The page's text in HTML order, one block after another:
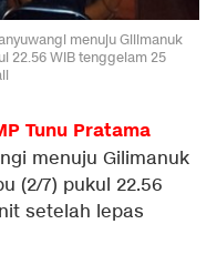
menuju Gilimanuk
22.56 WIB tenggelam 25
Tunu Pratama
menuju Gilimanuk
(2/7) pukul 22.56
setelah lepas